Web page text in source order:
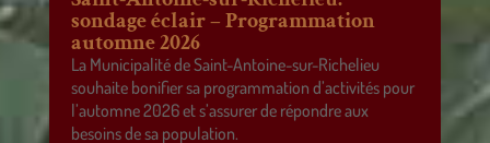
sondage éclair – Programmation
automne 2026
La Municipalité de Saint-Antoine-sur-Richelieu
souhaite bonifier sa programmation d’activités pour
l’automne 2026 et s’assurer de répondre aux
besoins de sa population.